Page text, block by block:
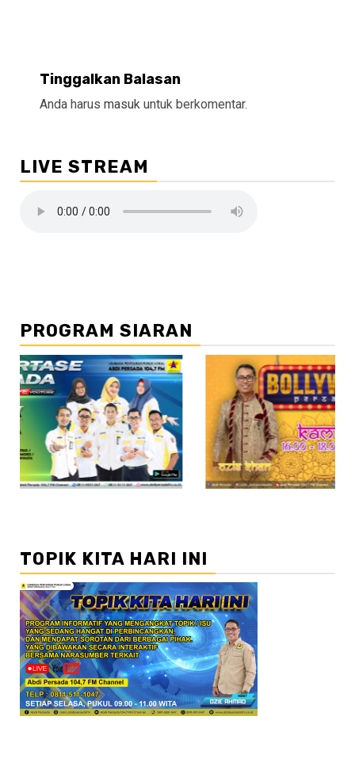
Tinggalkan Balasan
Anda harus masuk untuk berkomentar.
LIVE STREAM
PROGRAM SIARAN
//2
TOPIK KITA HARI INI